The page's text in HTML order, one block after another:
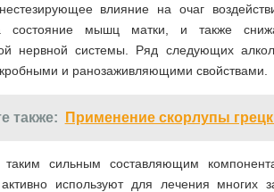
влияние на очаг
состояние мышц матки, и также
нервной системы. Ряд следующих
и ранозаживляющими свойствами.
также: Применение скорлупы
таким сильным составляющим
активно используют для лечения многих